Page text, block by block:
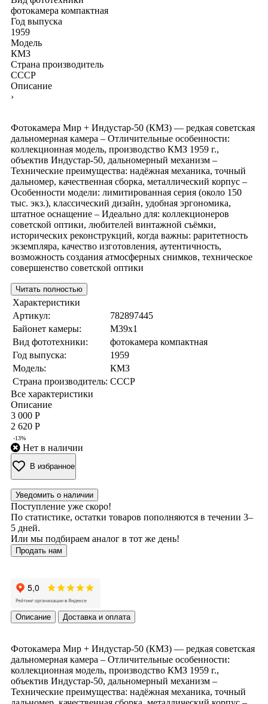
фотокамера компактная
Год выпуска
1959
Модель
КМЗ
Страна производитель
СССР
Описание
›
Фотокамера Мир + Индустар-50 (КМЗ) — редкая советская
дальномерная камера – Отличительные особенности:
коллекционная модель, производство КМЗ 1959 г.,
объектив Индустар-50, дальномерный механизм –
Технические преимущества: надёжная механика, точный
дальномер, качественная сборка, металлический корпус –
Особенности модели: лимитированная серия (около 150
тыс. экз.), классический дизайн, удобная эргономика,
штатное оснащение – Идеально для: коллекционеров
советской оптики, любителей винтажной съёмки,
исторических реконструкций, когда важны: раритетность
экземпляра, качество изготовления, аутентичность,
возможность создания атмосферных снимков, техническое
совершенство советской оптики
Читать полностью
Характеристики
Артикул:
782897445
Байонет камеры:
M39x1
Вид фототехники:
фотокамера компактная
Год выпуска:
1959
Модель:
КМЗ
Страна производитель: СССР
Все характеристики
Описание
3 000 Р
2 620 Р
-13%
Нет в наличии
В избранное
Уведомить о наличии
Поступление уже скоро!
По статистике, остатки товаров пополняются в течении 3–
5 дней.
Или мы подбираем аналог в тот же день!
Продать нам
Описание Доставка и оплата
Фотокамера Мир + Индустар-50 (КМЗ) — редкая советская
дальномерная камера – Отличительные особенности:
коллекционная модель, производство КМЗ 1959 г.,
объектив Индустар-50, дальномерный механизм –
Технические преимущества: надёжная механика, точный